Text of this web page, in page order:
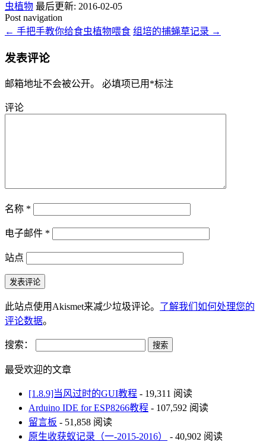
虫植物 最后更新: 2016-02-05
Post navigation
← 手把手教你给食虫植物喂食 组培的捕蝇草记录 →
发表评论
邮箱地址不会被公开。 必填项已用 *标注
评论
名称 *
电子邮件 *
站点
此站点使用Akismet来减少垃圾评论。 了解我们如何处理您的
评论数据。
搜索：
最受欢迎的文章
[1.8.9]当风过时的GUI教程 - 19,311 阅读
Arduino IDE for ESP8266教程 - 107,592 阅读
留言板 - 51,858 阅读
原生收获蚁记录（一-2015-2016）
- 40,902 阅读